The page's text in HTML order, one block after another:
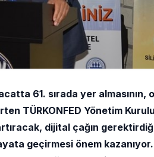
61. sırada yer
TÜRKONFED Yönetim
dijital çağın
geçirmesi önem